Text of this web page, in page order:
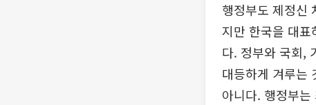
행정부도 제정신
지만 한국을 대표
다. 정부와 국회,
대등하게 겨루는
아니다. 행정부